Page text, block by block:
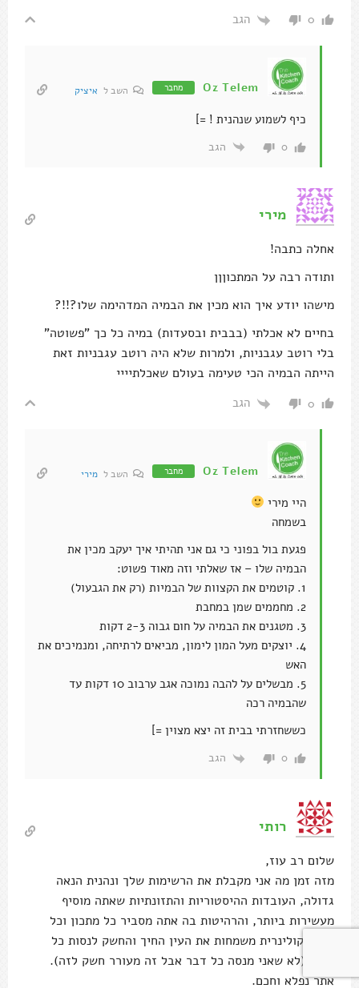
0 הגב
Oz Telem מחבר השב ל איציק
כיף לשמוע שנהנית ! =]
0 הגב
מירי
אחלה כתבה!
ותודה רבה על המתכוןןן
מישהו יודע איך הוא מכין את הבמיה המדהימה שלו?!!?
בחיים לא אכלתי (בבבית ובסעדות) במיה כל כך "פשוטה"
בלי רוטב עגבניות, ולמרות שלא היה רוטב עגבניות זאת
הייתה הבמיה הכי טעימה בעולם שאכלתיייי
0 הגב
Oz Telem מחבר השב ל מירי
היי מירי
בשמחה
פגעת בול בפוני כי גם אני תהיתי איך יעקב מכין את
הבמיה שלו – אז שאלתי וזה מאוד פשוט:
1. קוטמים את הקצוות של הבמיות (רק את הגבעול)
2. מחממים שמן במחבת
3. מטגנים את הבמיה על חום גבוה 2-3 דקות
4. יוצקים מעל המון לימון, מביאים לרתיחה, ומנמיכים את
האש
5. מבשלים על להבה נמוכה אגב ערבוב 10 דקות עד
שהבמיה רכה
כששחזרתי בבית זה יצא מצוין =]
0 הגב
רותי
שלום רב עוז,
מזה זמן מה אני מקבלת את הרשימות שלך ונהנית הנאה
גדולה, העובדות ההיסטוריות והתזונתיות שאתה מוסיף
מעשירות ביותר, והרהיטות בה אתה מסביר כל מתכון וכל
חוויה קולינרית משמחות את העין החיך והחשק לנסות כל
דבר, (לא שאני מנסה כל דבר אבל זה מעורר חשק לזה).
אתר נפלא וחכם.